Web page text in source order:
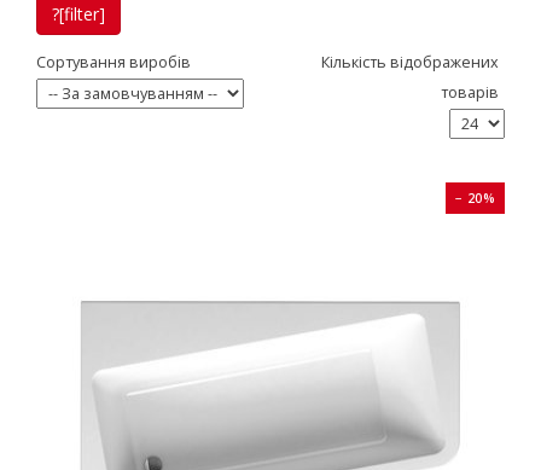
?[filter]
Сортування виробів
Кількість відображених
товарів
− 20%